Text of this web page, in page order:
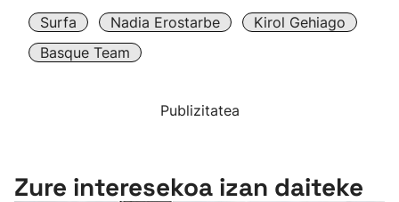
Surfa Nadia Erostarbe
Kirol Gehiago
Basque Team
Publizitatea
Zure interesekoa izan daiteke